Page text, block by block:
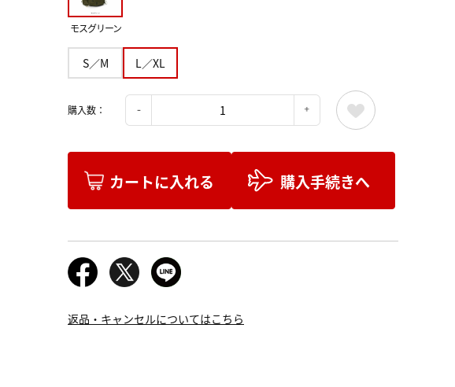
モスグリーン
S／M L／XL
購入数：
カートに入れる 購入手続きへ
返品・キャンセルについてはこちら